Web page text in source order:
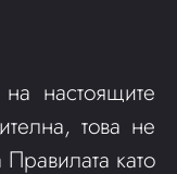
настоящите
това не
като